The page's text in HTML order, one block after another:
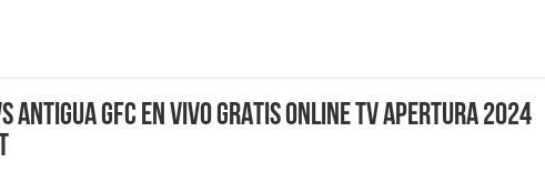
Antigua GFC EN VIVO GRATIS ONLINE TV Apertura 2024